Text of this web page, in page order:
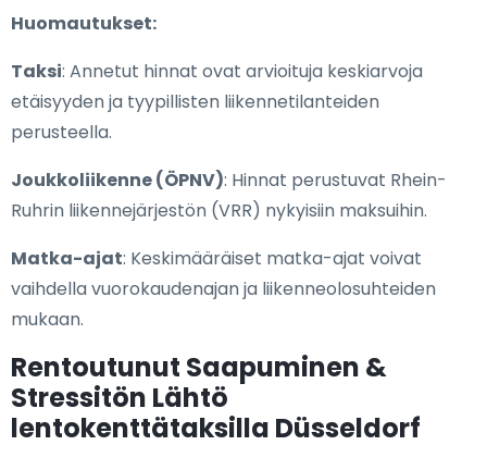
Huomautukset:
Taksi: Annetut hinnat ovat arvioituja keskiarvoja
etäisyyden ja tyypillisten liikennetilanteiden
perusteella.
Joukkoliikenne (ÖPNV): Hinnat perustuvat Rhein-
Ruhrin liikennejärjestön (VRR) nykyisiin maksuihin.
Matka-ajat: Keskimääräiset matka-ajat voivat
vaihdella vuorokaudenajan ja liikenneolosuhteiden
mukaan.
Rentoutunut Saapuminen &
Stressitön Lähtö
lentokenttätaksilla Düsseldorf